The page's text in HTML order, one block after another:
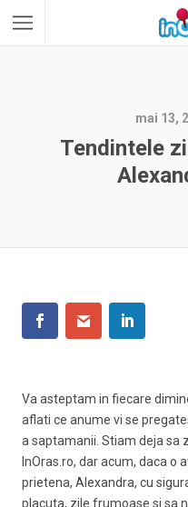
mai 13,
Tendintele
Va asteptam in fiecare
aflati ce anume vi se
a saptamanii. Stiam deja sa
InOras.ro, dar acum, daca o
prietena, Alexandra, cu
placuta, zile frumoase si sa